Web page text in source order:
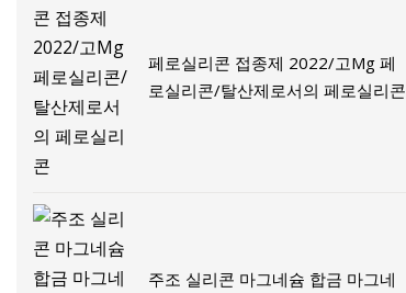
페로실리콘 접종제 2022/고Mg 페
로실리콘/탈산제로서의 페로실리콘
주조 실리콘 마그네슘 합금 마그네